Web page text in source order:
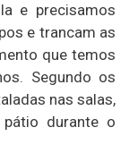
e precisamos
e trancam as
que temos
Segundo os
nas salas,
durante o